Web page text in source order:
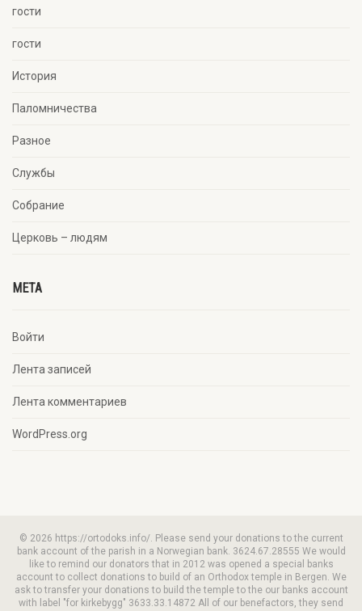
гости
гости
История
Паломничества
Разное
Службы
Собрание
Церковь – людям
META
Войти
Лента записей
Лента комментариев
WordPress.org
© 2026 https://ortodoks.info/. Please send your donations to the current
bank account of the parish in a Norwegian bank. 3624.67.28555 We would
like to remind our donators that in 2012 was opened a special banks
account to collect donations to build of an Orthodox temple in Bergen. We
ask to transfer your donations to build the temple to the our banks account
with label "for kirkebygg" 3633.33.14872 All of our benefactors, they send